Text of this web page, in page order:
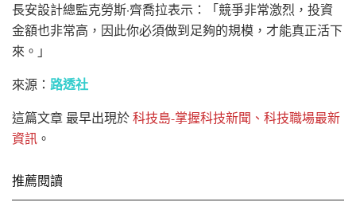
長安設計總監克勞斯·齊喬拉表示：「競爭非常激烈，投資
金額也非常高，因此你必須做到足夠的規模，才能真正活下
來。」
來源： 路透社
這篇文章 最早出現於科技島-掌握科技新聞、科技職場最新
資訊 。
推薦閱讀